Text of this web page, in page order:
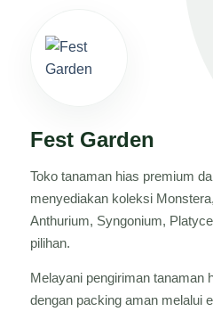
Fest Garden
Toko tanaman hias premium
menyediakan koleksi
Anthurium, Syngonium,
pilihan.
Melayani pengiriman tanaman
dengan packing aman melalui